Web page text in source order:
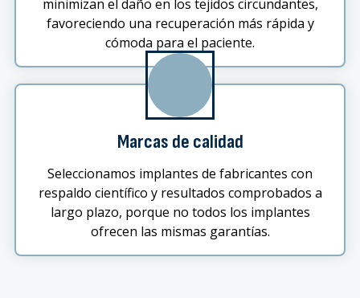
minimizan el daño en los tejidos circundantes,
favoreciendo una recuperación más rápida y
cómoda para el paciente.
Marcas de calidad
Seleccionamos implantes de fabricantes con
respaldo científico y resultados comprobados a
largo plazo, porque no todos los implantes
ofrecen las mismas garantías.